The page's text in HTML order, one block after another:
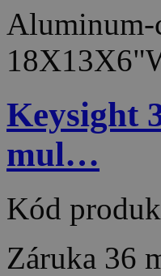
Aluminum-
Keysight
mul…
Kód
Záruka 36